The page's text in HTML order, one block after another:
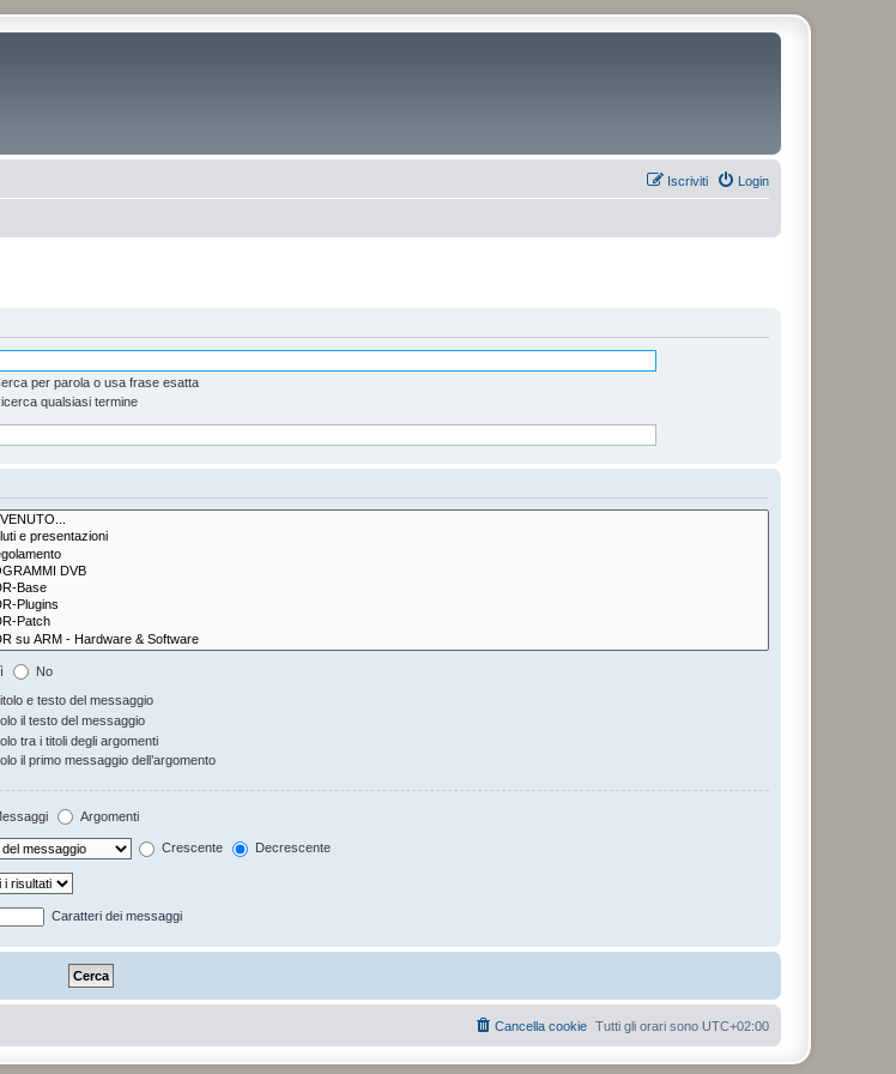
Login
Iscriviti
per parola o usa frase esatta
qualsiasi termine
No
e testo del messaggio
il testo del messaggio
tra i titoli degli argomenti
il primo messaggio dell’argomento
Argomenti
Crescente Decrescente
Caratteri dei messaggi
Tutti gli orari sono UTC+02:00
Cancella cookie